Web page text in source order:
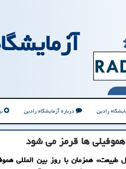
رادین درباره آزمایشگاه رادین
ها قرمز می شود
طبیعت» همزمان با روز بین المللی